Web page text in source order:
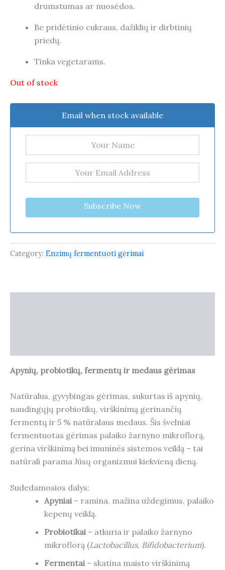
drumstumas ar nuosėdos.
Be pridėtinio cukraus, dažiklių ir dirbtinių
priedų.
Tinka vegetarams.
Out of stock
Email when stock available
Subscribe Now
Category: Enzimų fermentuoti gėrimai
Apynių, probiotikų, fermentų ir medaus gėrimas
Natūralus, gyvybingas gėrimas, sukurtas iš apynių,
naudingųjų probiotikų, virškinimą gerinančių
fermentų ir 5 % natūralaus medaus. Šis švelniai
fermentuotas gėrimas palaiko žarnyno mikroflorą,
gerina virškinimą bei imuninės sistemos veiklą – tai
natūrali parama Jūsų organizmui kiekvieną dieną.
Sudedamosios dalys:
Apyniai – ramina, mažina uždegimus, palaiko
kepenų veiklą.
Probiotikai – atkuria ir palaiko žarnyno
mikroflorą (Lactobacillus, Bifidobacterium).
Fermentai – skatina maisto virškinimą